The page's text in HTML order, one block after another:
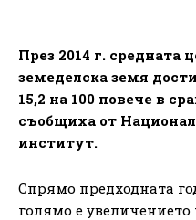
През 2014 г. средната
земеделска земя
15,2 на 100 повече в
съобщиха от
институт.
Спрямо предходната
голямо е увеличението